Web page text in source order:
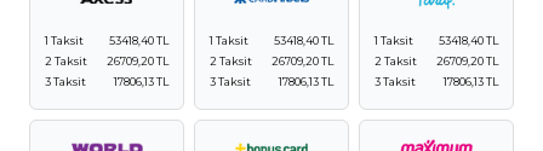
1 Taksit
53418,40 TL
2 Taksit
26709,20 TL
3 Taksit
17806,13 TL
1 Taksit
53418,40 TL
2 Taksit
26709,20 TL
3 Taksit
17806,13 TL
1 Taksit
53418,40 TL
2 Taksit
26709,20 TL
3 Taksit
17806,13 TL